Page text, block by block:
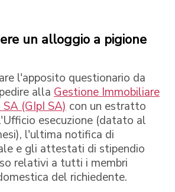
un alloggio a pigione
l'apposito questionario da
alla Gestione Immobiliare
(GIpI SA) con un estratto
esecuzione (datato al
l'ultima notifica di
e gli attestati di stipendio
relativi a tutti i membri
del richiedente.